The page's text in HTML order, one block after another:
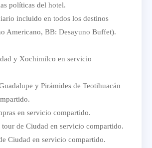
políticas del hotel.
incluido en todos los destinos
Americano, BB: Desayuno Buffet).
y Xochimilco en servicio
y Pirámides de Teotihuacán
en servicio compartido.
de Ciudad en servicio compartido.
Ciudad en servicio compartido.